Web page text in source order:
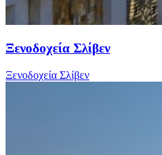
Ξενοδοχεία Σλίβεν
Ξενοδοχεία Σλίβεν